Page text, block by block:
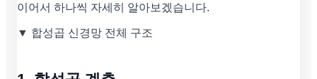
이어서 하나씩 자세히 알아보겠습니다.
▼ 합성곱 신경망 전체 구조